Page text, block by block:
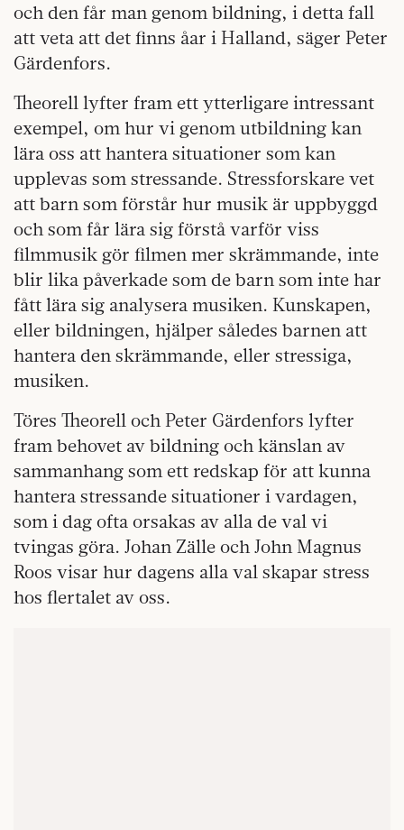
och den får man genom bildning, i detta fall
att veta att det finns åar i Halland, säger Peter
Gärdenfors.
Theorell lyfter fram ett ytterligare intressant
exempel, om hur vi genom utbildning kan
lära oss att hantera situationer som kan
upplevas som stressande. Stressforskare vet
att barn som förstår hur musik är uppbyggd
och som får lära sig förstå varför viss
filmmusik gör filmen mer skrämmande, inte
blir lika påverkade som de barn som inte har
fått lära sig analysera musiken. Kunskapen,
eller bildningen, hjälper således barnen att
hantera den skrämmande, eller stressiga,
musiken.
Töres Theorell och Peter Gärdenfors lyfter
fram behovet av bildning och känslan av
sammanhang som ett redskap för att kunna
hantera stressande situationer i vardagen,
som i dag ofta orsakas av alla de val vi
tvingas göra. Johan Zälle och John Magnus
Roos visar hur dagens alla val skapar stress
hos flertalet av oss.